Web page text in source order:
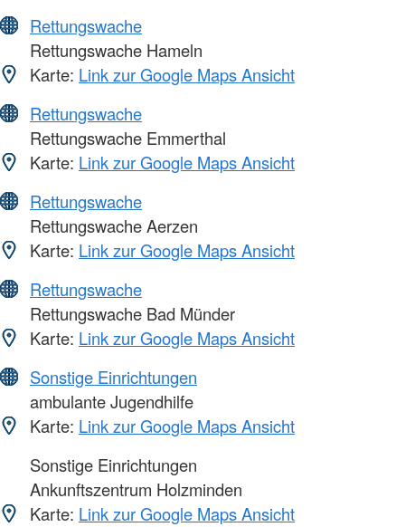
Rettungswache
Rettungswache Hameln
Karte: Link zur Google Maps Ansicht
Rettungswache
Rettungswache Emmerthal
Karte: Link zur Google Maps Ansicht
Rettungswache
Rettungswache Aerzen
Karte: Link zur Google Maps Ansicht
Rettungswache
Rettungswache Bad Münder
Karte: Link zur Google Maps Ansicht
Sonstige Einrichtungen
ambulante Jugendhilfe
Karte: Link zur Google Maps Ansicht
Sonstige Einrichtungen
Ankunftszentrum Holzminden
Karte: Link zur Google Maps Ansicht